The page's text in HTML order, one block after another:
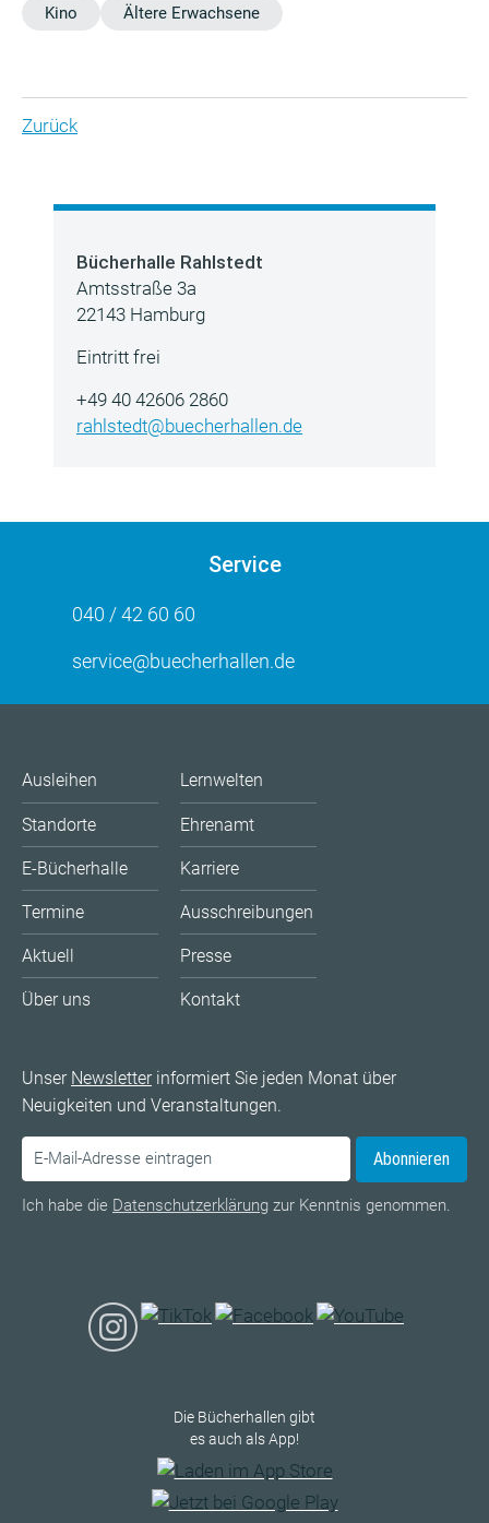
Kino Ältere Erwachsene
Zurück
Bücherhalle Rahlstedt
Amtsstraße 3a
22143 Hamburg
Eintritt frei
+49 40 42606 2860
rahlstedt@buecherhallen.de
Service
040 / 42 60 60
service@buecherhallen.de
Ausleihen
Standorte
E-Bücherhalle
Termine
Aktuell
Über uns
Lernwelten
Ehrenamt
Karriere
Ausschreibungen
Presse
Kontakt
Unser Newsletterinformiert Sie jeden Monat über
Neuigkeiten und Veranstaltungen.
Abonnieren
Ich habe die Datenschutzerklärung zur Kenntnis genommen.
Die Bücherhallen gibt
es auch als App!